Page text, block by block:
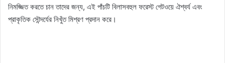
নিমজ্জিত করতে চান তাদের জন্য, এই পাঁচটি বিলাসবহুল ফরেস্ট গেটওয়ে ঐশ্বর্য এবং
প্রাকৃতিক সৌন্দর্যের নিখুঁত মিশ্রণ প্রদান করে।